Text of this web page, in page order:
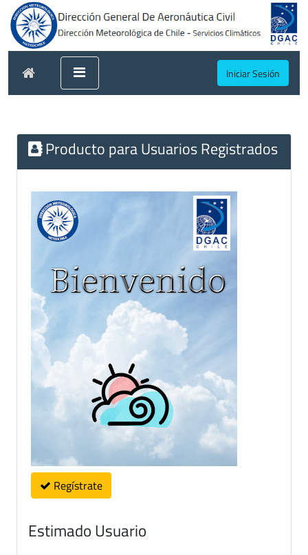
Iniciar Sesión
Producto para Usuarios Registrados
Regístrate
Estimado Usuario